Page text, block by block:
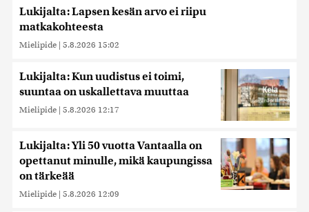
Lukijalta: Lapsen kesän arvo ei riipu
matkakohteesta
Mielipide | 5.8.2026 15:02
Lukijalta: Kun uudistus ei toimi,
suuntaa on uskallettava muuttaa
Mielipide | 5.8.2026 12:17
Lukijalta: Yli 50 vuotta Vantaalla on
opettanut minulle, mikä kaupungissa
on tärkeää
Mielipide | 5.8.2026 12:09